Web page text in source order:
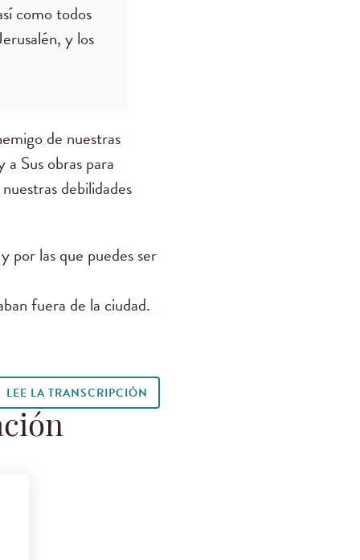
como todos
y los
de nuestras
Sus obras para
debilidades
por las que puedes ser
fuera de la ciudad.
LEE LA TRANSCRIPCIÓN